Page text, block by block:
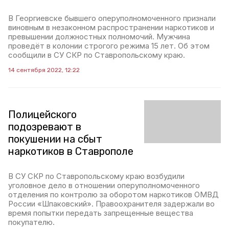
В Георгиевске бывшего оперуполномоченного признали
виновным в незаконном распространении наркотиков и
превышении должностных полномочий. Мужчина
проведёт в колонии строгого режима 15 лет. Об этом
сообщили в СУ СКР по Ставропольскому краю.
14 сентября 2022, 12:22
Полицейского
подозревают в
покушении на сбыт
наркотиков в Ставрополе
В СУ СКР по Ставропольскому краю возбудили
уголовное дело в отношении оперуполномоченного
отделения по контролю за оборотом наркотиков ОМВД
России «Шпаковский». Правоохранителя задержали во
время попытки передать запрещенные вещества
покупателю.